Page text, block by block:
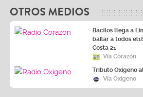
OTROS MEDIOS
Bacilos llega a
bailar a todos
Costa 21
Vía Corazón
Tributo Oxígeno
Vía Oxígeno